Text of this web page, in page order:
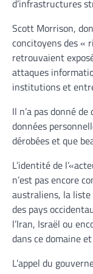
d’infrastructures
Scott Morrison,
concitoyens des «
retrouvaient
attaques
institutions et
Il n’a pas donné
données
dérobées et que
L’identité de
n’est pas encore
australiens, la liste
des pays
l’Iran, Israël ou
dans ce domaine
L’appel du